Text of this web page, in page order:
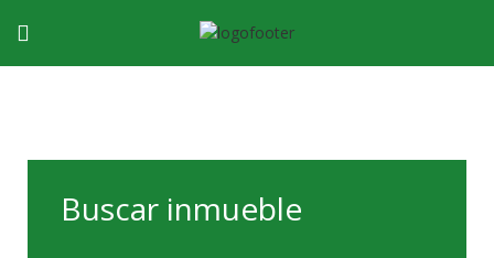
Buscar inmueble